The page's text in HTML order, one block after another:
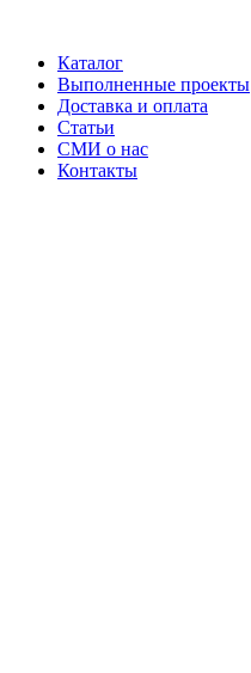
Каталог
Выполненные проекты
Доставка и оплата
Статьи
СМИ о нас
Контакты